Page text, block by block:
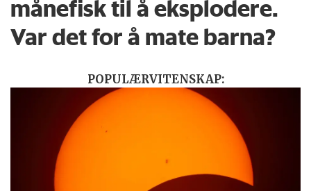
månefisk til å eksplodere.
Var det for å mate barna?
POPULÆRVITENSKAP: